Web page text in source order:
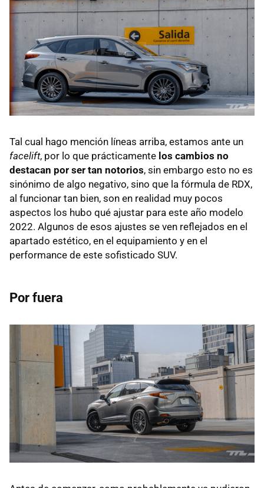
Tal cual hago mención líneas arriba, estamos ante un
facelift, por lo que prácticamente los cambios no
destacan por ser tan notorios, sin embargo esto no es
sinónimo de algo negativo, sino que la fórmula de RDX,
al funcionar tan bien, son en realidad muy pocos
aspectos los hubo qué ajustar para este año modelo
2022. Algunos de esos ajustes se ven reflejados en el
apartado estético, en el equipamiento y en el
performance de este sofisticado SUV.
Por fuera